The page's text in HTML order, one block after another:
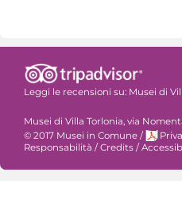
Leggi le recensioni su: Musei di
Musei di Villa Torlonia, via
© 2017 Musei in Comune /
Responsabilità /Credits /